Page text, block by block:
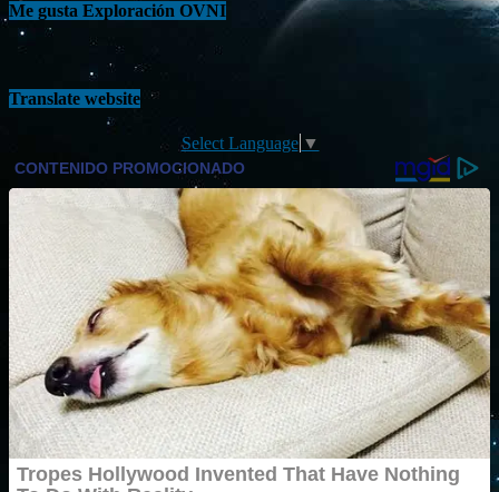
Me gusta Exploración OVNI
Translate website
Select Language ▼